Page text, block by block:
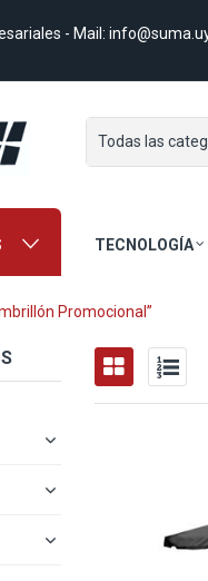
- Mail:
Todas las
TECNOLOGÍA
Promocional”